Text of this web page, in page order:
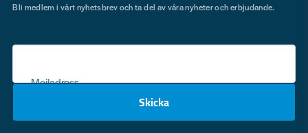
Mejladress
Skicka
Bli medlem i vårt nyhetsbrev och ta del av våra nyheter och erbjudande.